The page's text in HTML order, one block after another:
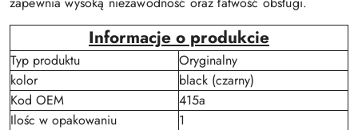
Informacje o produkcie
Typ produktu
Oryginalny
kolor
black (czarny)
Kod OEM
415a
Ilośc w opakowaniu
1